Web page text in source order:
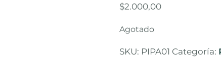
$2.000,00
Agotado
SKU: PIPA01 Categoría: